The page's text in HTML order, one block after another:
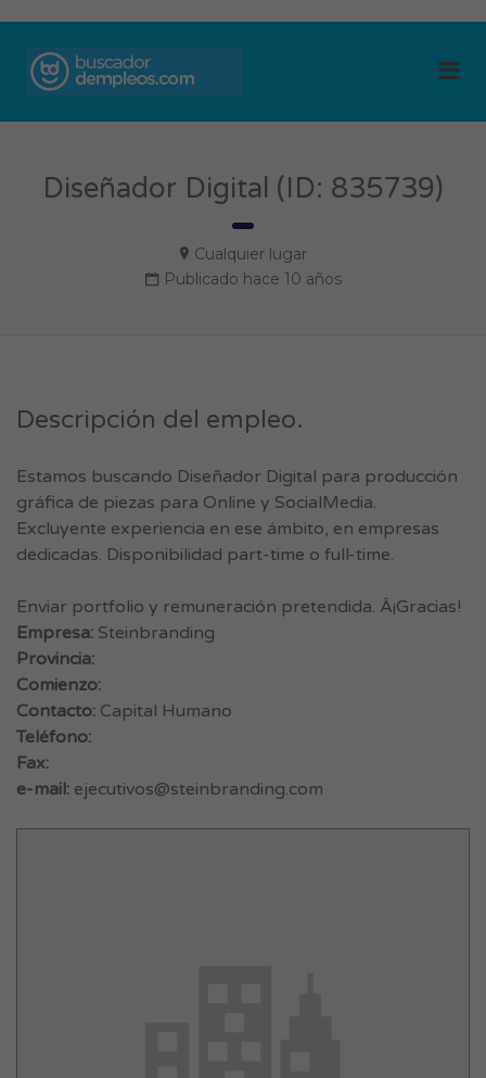
Diseñador Digital (ID: 835739)
Cualquier lugar
Publicado hace 10 años
Descripción del empleo.
Estamos buscando Diseñador Digital para producción
gráfica de piezas para Online y SocialMedia.
Excluyente experiencia en ese ámbito, en empresas
dedicadas. Disponibilidad part-time o full-time.
Enviar portfolio y remuneración pretendida. Â¡Gracias!
Empresa: Steinbranding
Provincia:
Comienzo:
Contacto: Capital Humano
Teléfono:
Fax:
e-mail: ejecutivos@steinbranding.com